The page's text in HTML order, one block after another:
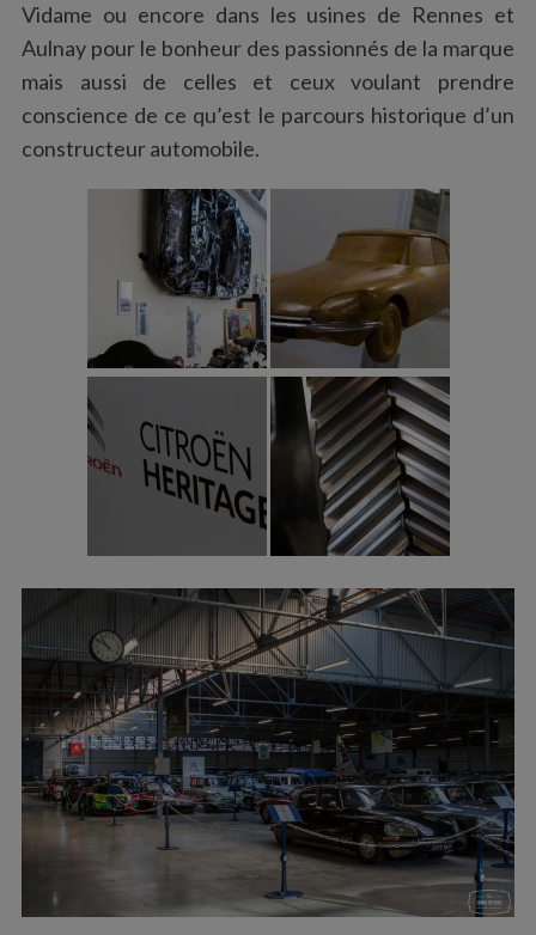
Vidame ou encore dans les usines de Rennes et
Aulnay pour le bonheur des passionnés de la marque
mais aussi de celles et ceux voulant prendre
conscience de ce qu’est le parcours historique d’un
constructeur automobile.